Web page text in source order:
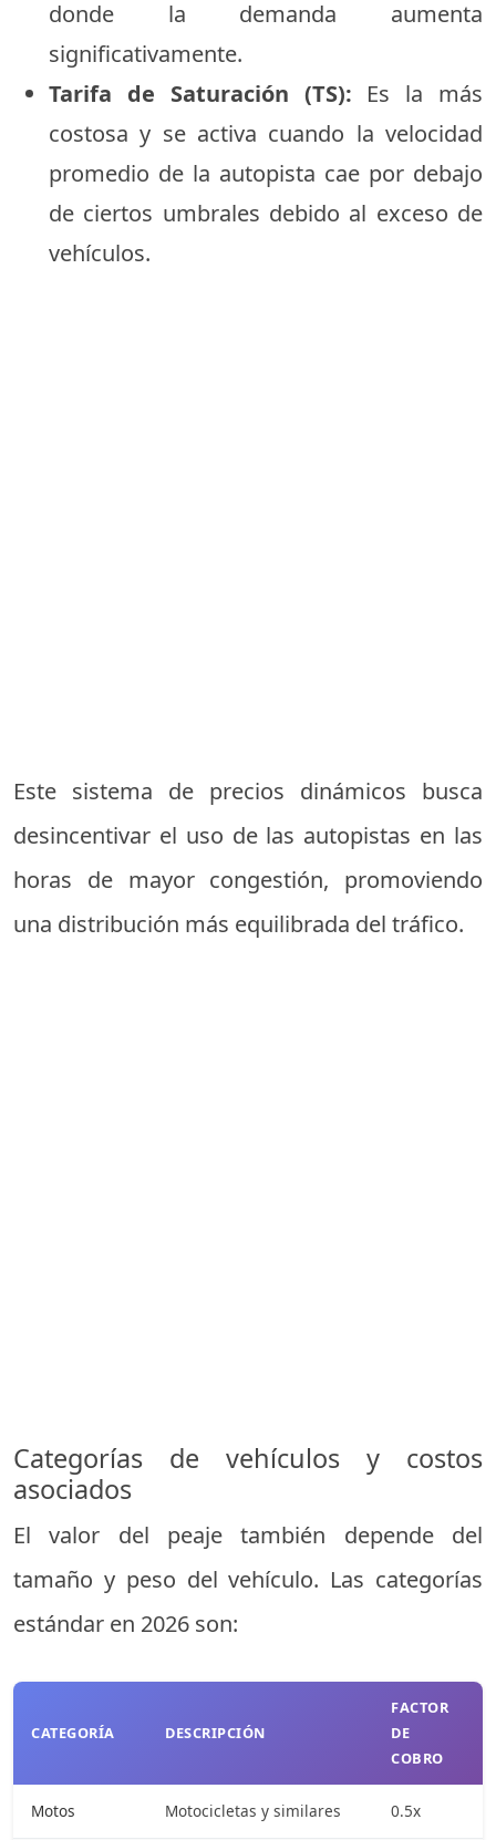
donde la demanda aumenta
significativamente.
Tarifa de Saturación (TS): Es la más
costosa y se activa cuando la velocidad
promedio de la autopista cae por debajo
de ciertos umbrales debido al exceso de
vehículos.
Este sistema de precios dinámicos busca
desincentivar el uso de las autopistas en las
horas de mayor congestión, promoviendo
una distribución más equilibrada del tráfico.
Categorías de vehículos y costos
asociados
El valor del peaje también depende del
tamaño y peso del vehículo. Las categorías
estándar en 2026 son:
CATEGORÍA DESCRIPCIÓN
FACTOR
DE
COBRO
Motos Motocicletas y similares 0.5x